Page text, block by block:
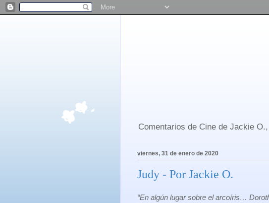
Comentarios de Cine de Jackie
viernes, 31 de enero de 2020
Judy - Por Jackie O.
“En algún lugar sobre el arcoíris…